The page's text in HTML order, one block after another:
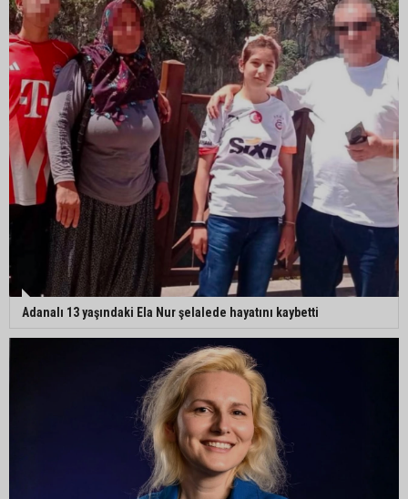
Adanalı 13 yaşındaki Ela Nur şelalede hayatını kaybetti